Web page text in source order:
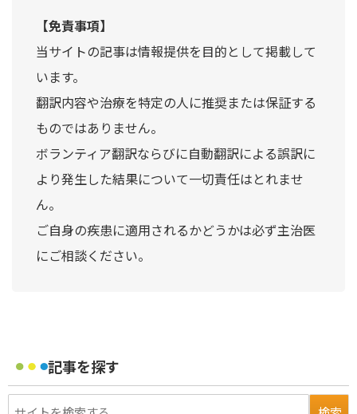
【免責事項】
当サイトの記事は情報提供を目的として掲載して
います。
翻訳内容や治療を特定の人に推奨または保証する
ものではありません。
ボランティア翻訳ならびに自動翻訳による誤訳に
より発生した結果について一切責任はとれませ
ん。
ご自身の疾患に適用されるかどうかは必ず主治医
にご相談ください。
記事を探す